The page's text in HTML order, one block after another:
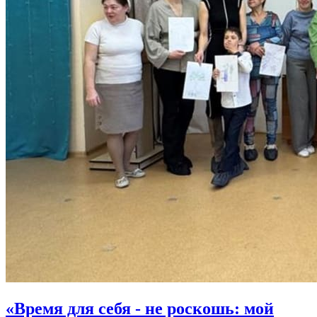
«Время для себя - не роскошь: мой